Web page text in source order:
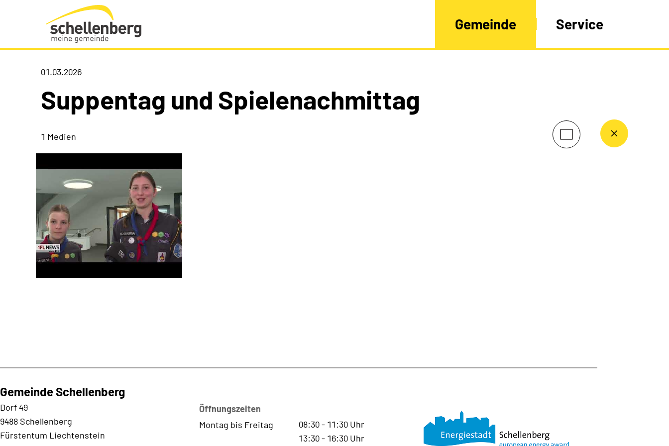
Gemeinde Schellenberg Startseite
Gemeinde Service
01.03.2026
Suppentag und Spielenachmittag
1 Medien
Gemeinde Schellenberg
Dorf 49
9488 Schellenberg
Fürstentum Liechtenstein
Öffnungszeiten
Montag bis Freitag
08:30- 11:30 Uhr
13:30- 16:30 Uhr